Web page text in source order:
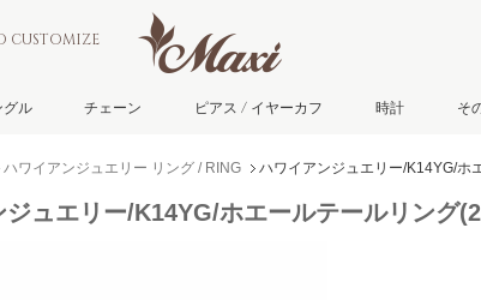
ル チェーン ピアス / イヤーカフ 時計 そ
ハワイアンジュエリー リング / RING ハワイアンジュエリー/K14YG/ホ
ジュエリー/K14YG/ホエールテールリング